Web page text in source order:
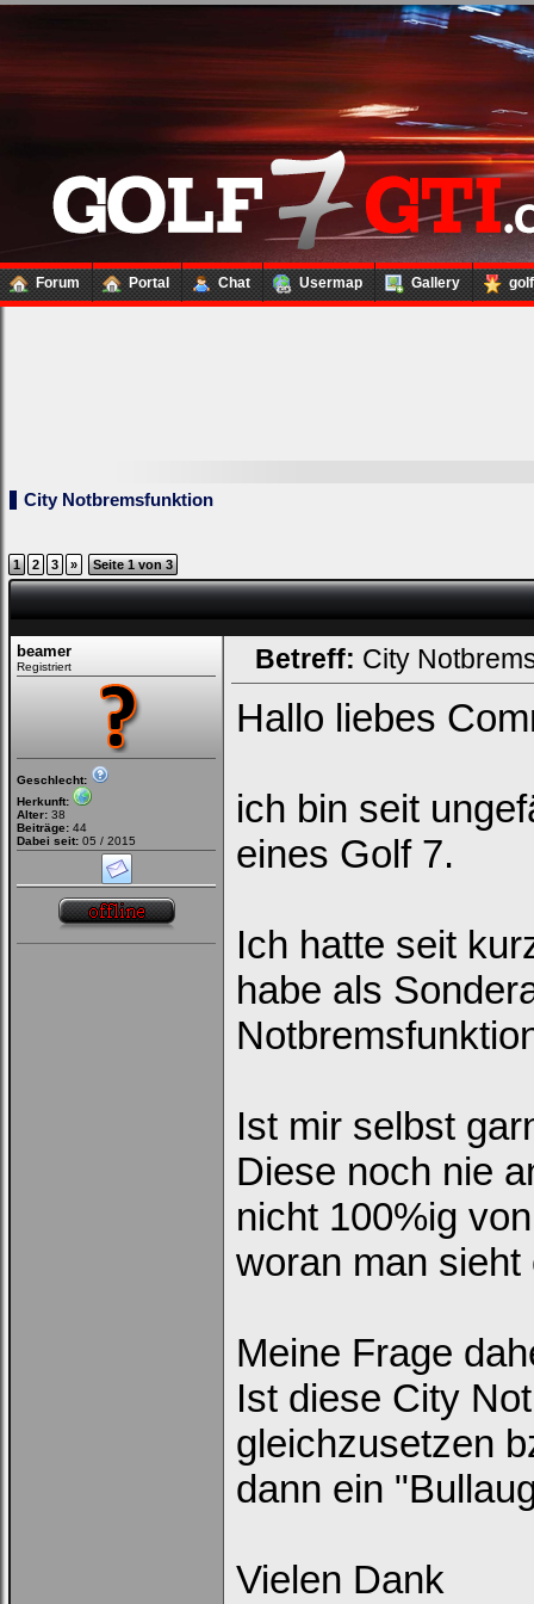
Forum Portal Chat Usermap Gallery
Loginbox
in
die
Felder
Deinen
und
Kennwort
um
Dich
Username:
City Notbremsfunktion
1 2 3 » Seite 1 von 3
beamer
Registriert
Geschlecht:
Herkunft:
Alter: 38
Beiträge: 44
Dabei seit: 05 / 2015
Betreff: City
Hallo liebes
ich bin seit
eines Golf 7.
Ich hatte seit
habe als
Ist mir selbst
Diese noch nie
nicht 100%ig
woran man
Meine Frage
Ist diese City
gleichzusetzen
dann ein
Vielen Dank